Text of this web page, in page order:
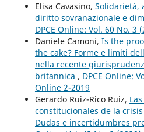
Elisa Cavasino, Solidarietà,
diritto sovranazionale e
DPCE Online: Vol. 60 No. 3
Daniele Camoni, Is the
the cake? Forme e limiti
nella recente
britannica , DPCE Online:
Online 2-2019
Gerardo Ruiz-Rico Ruiz,
constitucionales de la
Dudas e incertidumbres